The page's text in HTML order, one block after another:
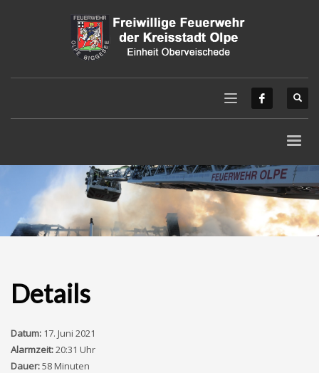
Details
Datum: 17. Juni 2021
Alarmzeit:20:31 Uhr
Dauer:58 Minuten